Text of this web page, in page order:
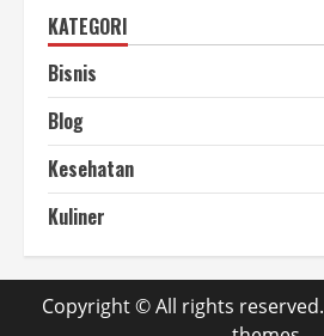
KATEGORI
Bisnis
Blog
Kesehatan
Kuliner
Copyright © All rights reserved.